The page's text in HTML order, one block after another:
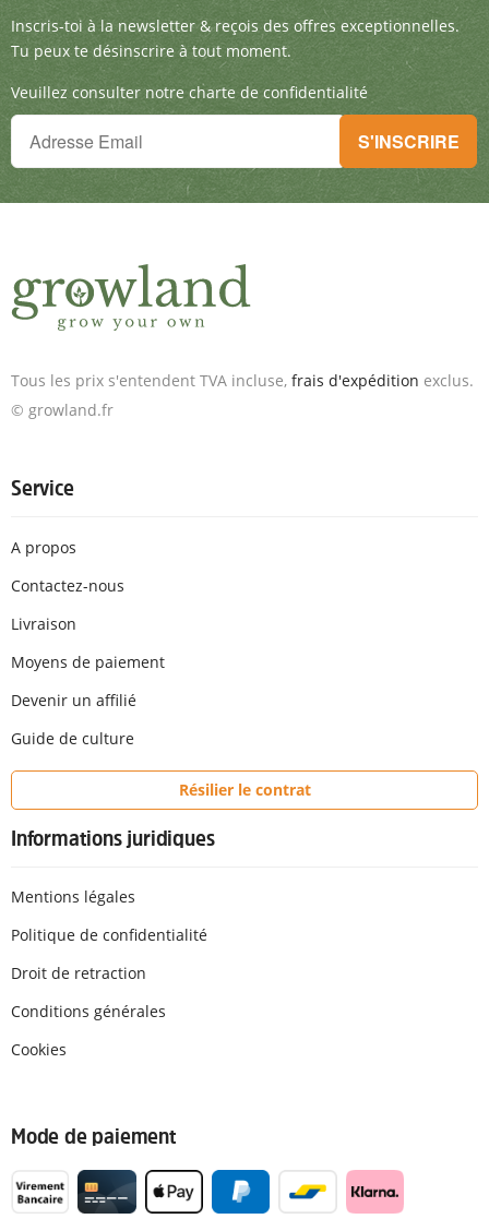
Inscris-toi à la newsletter & reçois des offres
Inscris-toi à la newsletter & reçois des offres exceptionnelles.
Tu peux te désinscrire à tout moment.
Veuillez consulter notre charte de confidentialité
Tu ne peux plus rien manquer !
Inscris-toi à la newsletter & reçois des offres exceptionnelles.
S'INSCRIRE
Tous les prix s'entendent TVA incluse, frais d'expédition exclus.
© growland.fr
Service
A propos
Contactez-nous
Livraison
Moyens de paiement
Devenir un affilié
Guide de culture
Résilier le contrat
Informations juridiques
Mentions légales
Politique de confidentialité
Droit de retraction
Conditions générales
Cookies
Mode de paiement